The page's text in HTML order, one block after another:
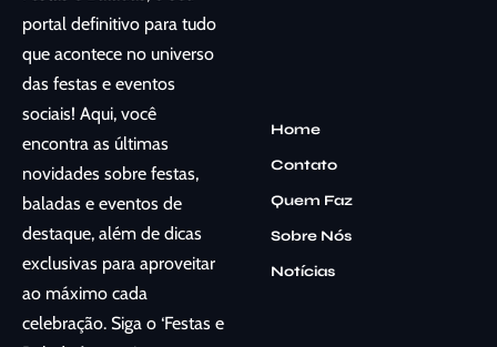
portal definitivo para tudo
que acontece no universo
das festas e eventos
sociais! Aqui, você
encontra as últimas
novidades sobre festas,
baladas e eventos de
destaque, além de dicas
exclusivas para aproveitar
ao máximo cada
celebração. Siga o ‘Festas e
Home
Contato
Quem Faz
Sobre Nós
Notícias